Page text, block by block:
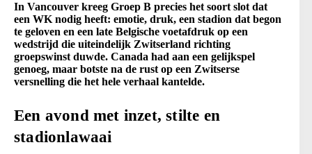
In Vancouver kreeg Groep B precies het soort slot dat
een WK nodig heeft: emotie, druk, een stadion dat begon
te geloven en een late Belgische voetafdruk op een
wedstrijd die uiteindelijk Zwitserland richting
groepswinst duwde. Canada had aan een gelijkspel
genoeg, maar botste na de rust op een Zwitserse
versnelling die het hele verhaal kantelde.
Een avond met inzet, stilte en
stadionlawaai